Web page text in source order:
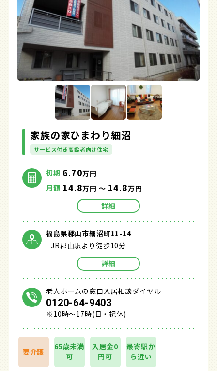
家族の家ひまわり細沼
サービス付き高齢者向け住宅
初期 6.70万円
月額 14.8万円 ～ 14.8万円
詳細
福島県郡山市細沼町11-14
JR郡山駅より徒歩10分
詳細
老人ホームの窓口入居相談ダイヤル
0120-64-9403
※10時～17時(日・祝休)
要介護
65歳未満
可
入居金0
円可
最寄駅か
ら近い